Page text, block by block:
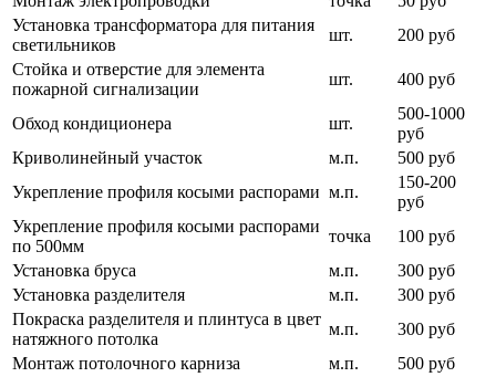
Установка трансформатора для питания
светильников
шт.
200 руб
Стойка и отверстие для элемента
пожарной сигнализации
шт. 400 руб
Обход кондиционера шт.
500-1000
руб
Криволинейный участок
м.п.
500 руб
Укрепление профиля косыми распорами м.п.
150-200
руб
Укрепление профиля косыми распорами
по 500мм
точка
100 руб
Установка бруса
м.п.
300 руб
Установка разделителя
м.п.
300 руб
Покраска разделителя и плинтуса в цвет
натяжного потолка
м.п.
300 руб
Монтаж потолочного карниза
м.п.
500 руб